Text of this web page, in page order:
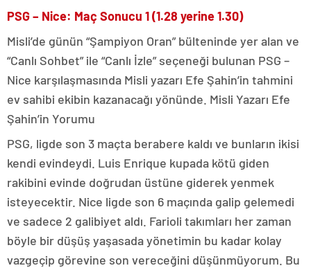
PSG – Nice: Maç Sonucu 1 (1.28 yerine 1.30)
Misli’de günün “Şampiyon Oran” bülteninde yer alan ve
“Canlı Sohbet” ile “Canlı İzle” seçeneği bulunan PSG –
Nice karşılaşmasında Misli yazarı Efe Şahin’in tahmini
ev sahibi ekibin kazanacağı yönünde. Misli Yazarı Efe
Şahin’in Yorumu
PSG, ligde son 3 maçta berabere kaldı ve bunların ikisi
kendi evindeydi. Luis Enrique kupada kötü giden
rakibini evinde doğrudan üstüne giderek yenmek
isteyecektir. Nice ligde son 6 maçında galip gelemedi
ve sadece 2 galibiyet aldı. Farioli takımları her zaman
böyle bir düşüş yaşasada yönetimin bu kadar kolay
vazgeçip görevine son vereceğini düşünmüyorum. Bu